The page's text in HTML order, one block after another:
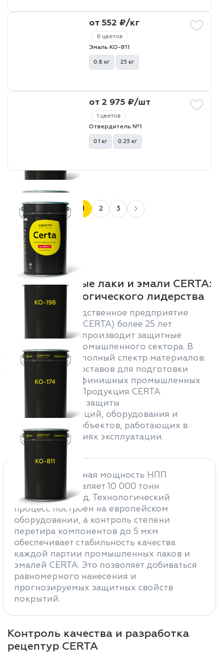
6 цветов
от 552 ₽/кг
Эмаль КО-811
0.8 кг 25 кг
1 цветов
от 2 975 ₽/шт
Отвердитель №1
0.1 кг 0.25 кг
1 2 3
Промышленные лаки и эмали CERTA:
25 лет технологического лидерства
Научно-производственное предприятие
«Спектр» (бренд CERTA) более 25 лет
разрабатывает и производит защитные
покрытия для промышленного сектора. В
ассортименте — полный спектр материалов:
от грунтовок и составов для подготовки
поверхности до финишных промышленных
эмалей и лаков. Продукция CERTA
применяется для защиты
металлоконструкций, оборудования и
промышленных объектов, работающих в
различных условиях эксплуатации.
Производственная мощность НПП
«Спектр» составляет 10 000 тонн
продукции в год. Технологический
процесс построен на европейском
оборудовании, а контроль степени
перетира компонентов до 5 мкм
обеспечивает стабильность качества
каждой партии промышленных лаков и
эмалей CERTA. Это позволяет добиваться
равномерного нанесения и
прогнозируемых защитных свойств
покрытий.
Контроль качества и разработка
рецептур CERTA